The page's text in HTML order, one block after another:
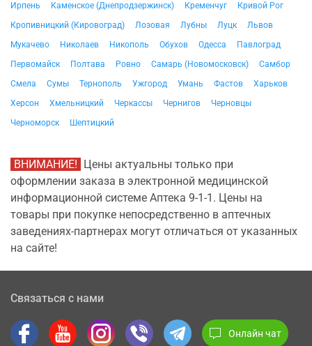
Ирпень
Каменское (Днепродзержинск) Кременчуг
Кривой Рог
Кропивницкий (Кировоград)
Лозовая Лубны Луцк
Львов
Мукачево
Николаев Никополь Обухов Одесса
Павлоград
Первомайск
Полтава Ровно Самарь (Новомосковск)
Самбор
Смела
Сумы Тернополь Ужгород Умань Фастов
Харьков
Херсон
Хмельницкий Черкассы Чернигов
Черновцы
Черноморск
Шептицкий
ВНИМАНИЕ! Цены актуальны только при
оформлении заказа в электронной медицинской
информационной системе Аптека 9-1-1. Цены на
товары при покупке непосредственно в аптечных
заведениях-партнерах могут отличаться от указанных
на сайте!
Связаться с нами
Онлайн чат